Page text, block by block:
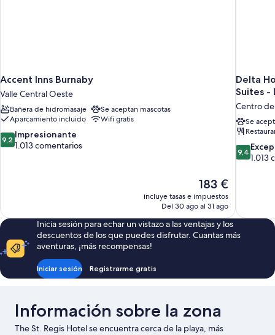
Accent Inns Burnaby
Valle Central Oeste
Bañera de hidromasaje
Se aceptan mascotas
Aparcamiento incluido
Wifi gratis
9.2
sobre
9,2 Impresionante
1.013 comentarios
El
precio
actual
de
183 €
183 €
incluye tasas e impuestos
Del 30 ago al 31 ago
Delta
Suites -
Centro
Se
9.4
sobre
9,4
1.013
Inicia sesión para echar un vistazo a las ventajas y los
descuentos de los que puedes disfrutar. Cuantas más
aventuras, ¡más recompensas!
Iniciar sesión Registrarme gratis
Información sobre la zona
The St. Regis Hotel se encuentra cerca de la playa, más